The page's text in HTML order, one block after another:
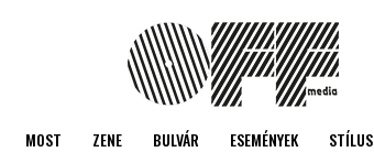
MOST ZENE BULVÁR ESEMÉNYEK STÍLUS